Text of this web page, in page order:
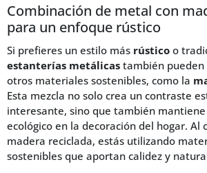
Combinación de metal con
para un enfoque rústico
Si prefieres un estilo más rústico o
estanterías metálicas también pueden
otros materiales sostenibles, como la
Esta mezcla no solo crea un contraste
interesante, sino que también
ecológico en la decoración del hogar. Al
madera reciclada, estás utilizando
sostenibles que aportan calidez y